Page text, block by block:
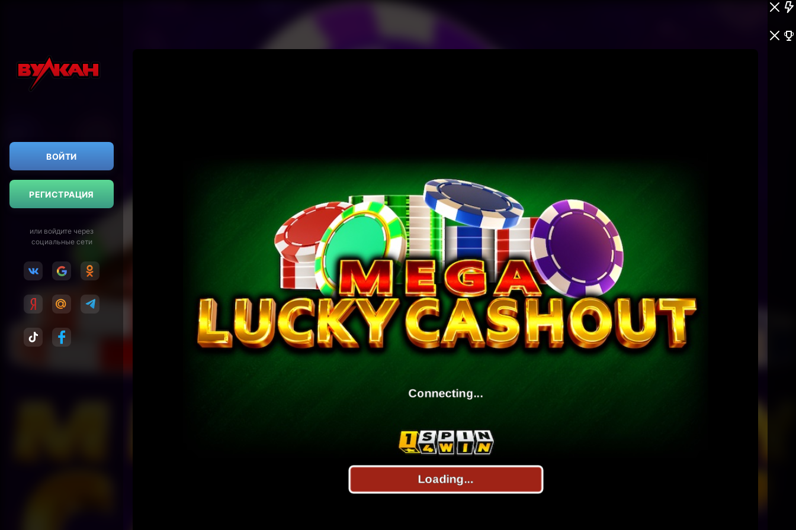
ВОЙТИ
РЕГИСТРАЦИЯ
или войдите через
социальные сети